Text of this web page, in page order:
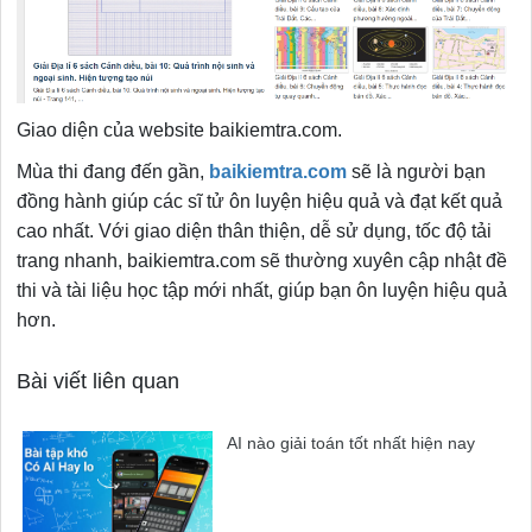
Giao diện của website baikiemtra.com.
Mùa thi đang đến gần, baikiemtra.com sẽ là người bạn
đồng hành giúp các sĩ tử ôn luyện hiệu quả và đạt kết quả
cao nhất. Với giao diện thân thiện, dễ sử dụng, tốc độ tải
trang nhanh, baikiemtra.com sẽ thường xuyên cập nhật đề
thi và tài liệu học tập mới nhất, giúp bạn ôn luyện hiệu quả
hơn.
Bài viết liên quan
AI nào giải toán tốt nhất hiện nay